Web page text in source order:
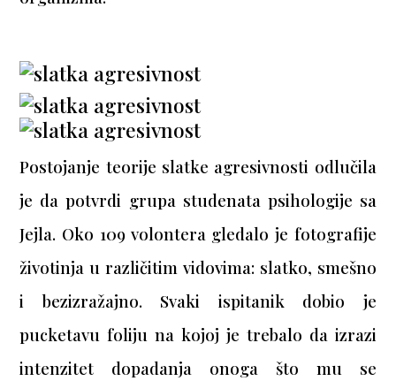
Postojanje teorije slatke agresivnosti odlučila
je da potvrdi grupa studenata psihologije sa
Jejla. Oko 109 volontera gledalo je fotografije
životinja u različitim vidovima: slatko, smešno
i bezizražajno. Svaki ispitanik dobio je
pucketavu foliju na kojoj je trebalo da izrazi
intenzitet dopadanja onoga što mu se